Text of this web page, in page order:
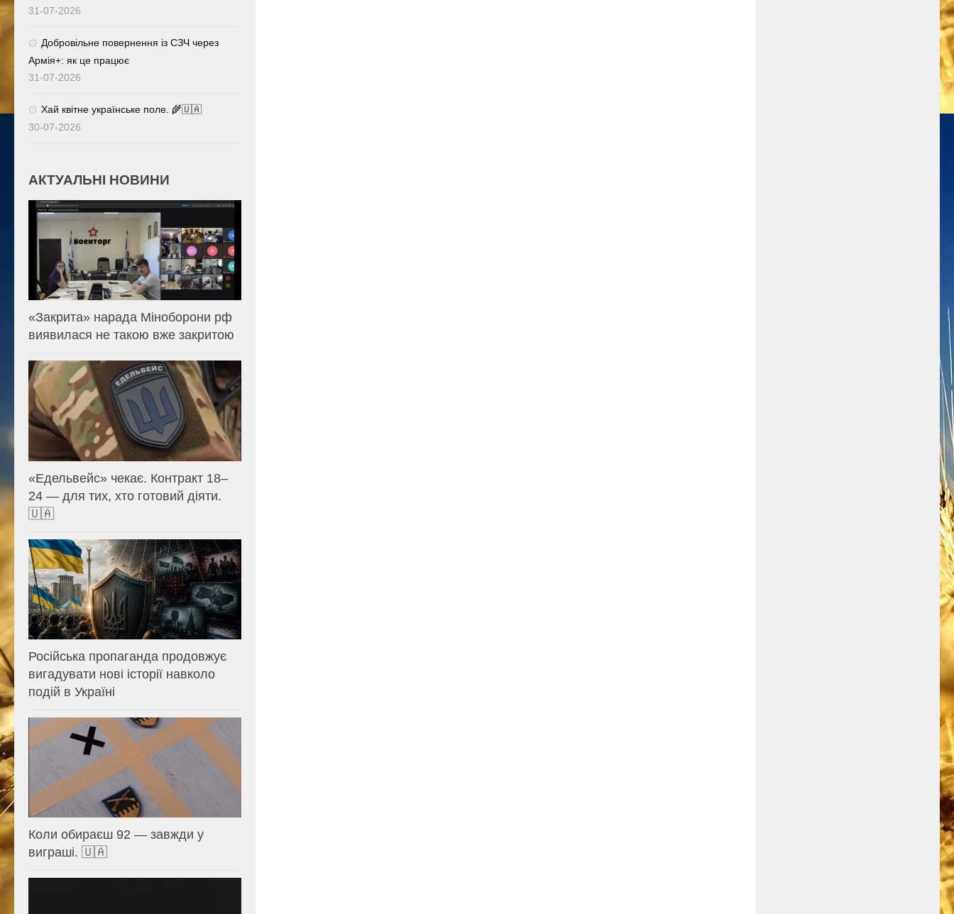
31-07-2026
Добровільне повернення із СЗЧ через
Армія+: як це працює
31-07-2026
Хай квітне українське поле. 🌾🇺🇦
30-07-2026
АКТУАЛЬНІ НОВИНИ
«Закрита» нарада Міноборони рф
виявилася не такою вже закритою
«Едельвейс» чекає. Контракт 18–
24 — для тих, хто готовий діяти.
🇺🇦
Російська пропаганда продовжує
вигадувати нові історії навколо
подій в Україні
Коли обираєш 92 — завжди у
виграші. 🇺🇦